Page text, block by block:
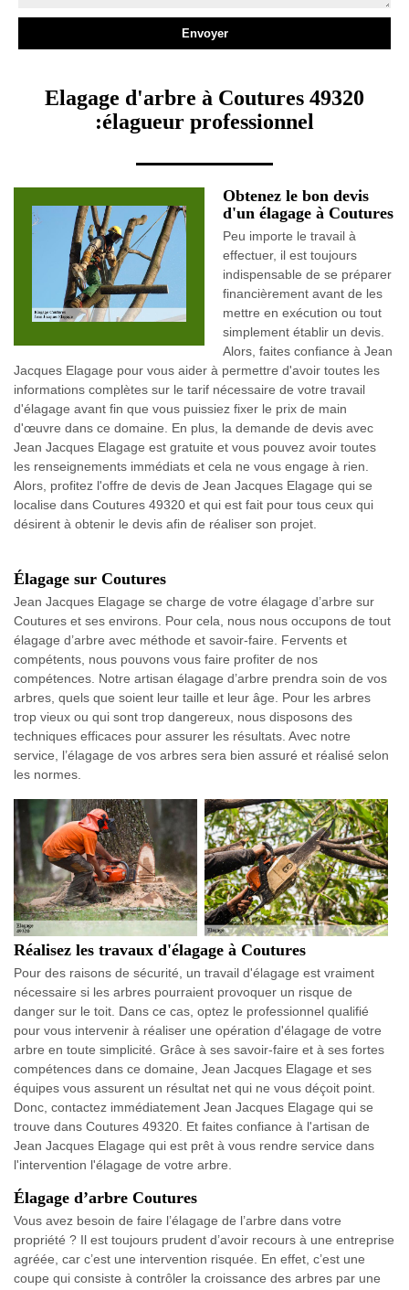
Elagage d'arbre à Coutures 49320
:élagueur professionnel
Obtenez le bon devis
d'un élagage à Coutures
Peu importe le travail à
effectuer, il est toujours
indispensable de se préparer
financièrement avant de les
mettre en exécution ou tout
simplement établir un devis.
Alors, faites confiance à Jean
Jacques Elagage pour vous aider à permettre d'avoir toutes les
informations complètes sur le tarif nécessaire de votre travail
d'élagage avant fin que vous puissiez fixer le prix de main
d'œuvre dans ce domaine. En plus, la demande de devis avec
Jean Jacques Elagage est gratuite et vous pouvez avoir toutes
les renseignements immédiats et cela ne vous engage à rien.
Alors, profitez l'offre de devis de Jean Jacques Elagage qui se
localise dans Coutures 49320 et qui est fait pour tous ceux qui
désirent à obtenir le devis afin de réaliser son projet.
Élagage sur Coutures
Jean Jacques Elagage se charge de votre élagage d’arbre sur
Coutures et ses environs. Pour cela, nous nous occupons de tout
élagage d’arbre avec méthode et savoir-faire. Fervents et
compétents, nous pouvons vous faire profiter de nos
compétences. Notre artisan élagage d’arbre prendra soin de vos
arbres, quels que soient leur taille et leur âge. Pour les arbres
trop vieux ou qui sont trop dangereux, nous disposons des
techniques efficaces pour assurer les résultats. Avec notre
service, l’élagage de vos arbres sera bien assuré et réalisé selon
les normes.
Réalisez les travaux d'élagage à Coutures
Pour des raisons de sécurité, un travail d'élagage est vraiment
nécessaire si les arbres pourraient provoquer un risque de
danger sur le toit. Dans ce cas, optez le professionnel qualifié
pour vous intervenir à réaliser une opération d'élagage de votre
arbre en toute simplicité. Grâce à ses savoir-faire et à ses fortes
compétences dans ce domaine, Jean Jacques Elagage et ses
équipes vous assurent un résultat net qui ne vous déçoit point.
Donc, contactez immédiatement Jean Jacques Elagage qui se
trouve dans Coutures 49320. Et faites confiance à l'artisan de
Jean Jacques Elagage qui est prêt à vous rendre service dans
l'intervention l'élagage de votre arbre.
Élagage d’arbre Coutures
Vous avez besoin de faire l’élagage de l’arbre dans votre
propriété ? Il est toujours prudent d’avoir recours à une entreprise
agréée, car c’est une intervention risquée. En effet, c’est une
coupe qui consiste à contrôler la croissance des arbres par une